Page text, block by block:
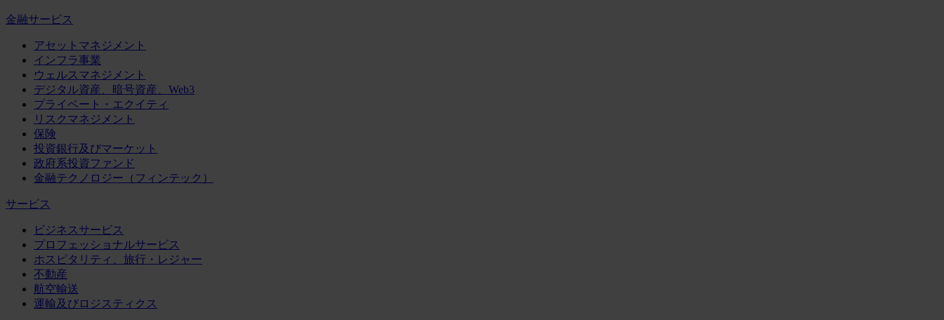
金融サービス
アセットマネジメント
インフラ事業
ウェルスマネジメント
デジタル資産、暗号資産、Web3
プライベート・エクイティ
リスクマネジメント
保険
投資銀行及びマーケット
政府系投資ファンド
金融テクノロジー（フィンテック）
サービス
ビジネスサービス
プロフェッショナルサービス
ホスピタリティ、旅行・レジャー
不動産
航空輸送
運輸及びロジスティクス